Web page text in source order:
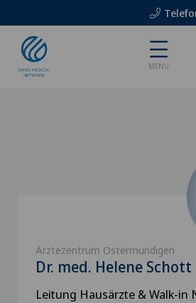
MENU
Ärztezentrum Ostermundigen
Dr. med. Helene Schott
Leitung Hausärzte & Walk-in